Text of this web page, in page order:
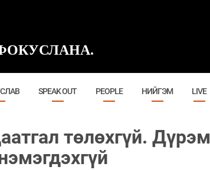
SPEAK OUT PEOPLE НИЙГЭМ LIVE
төлөхгүй. Дүрэм